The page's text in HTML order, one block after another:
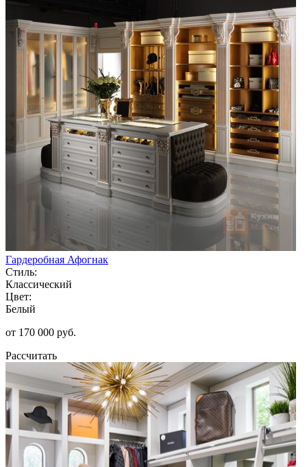
Гардеробная Афогнак
Стиль:
Классический
Цвет:
Белый
от 170 000 руб.
Рассчитать